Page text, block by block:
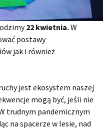
22 kwietnia.W
postawy
jak i również
jest ekosystem naszej
mogą być, jeśli nie
trudnym pandemicznym
na spacerze w lesie, nad